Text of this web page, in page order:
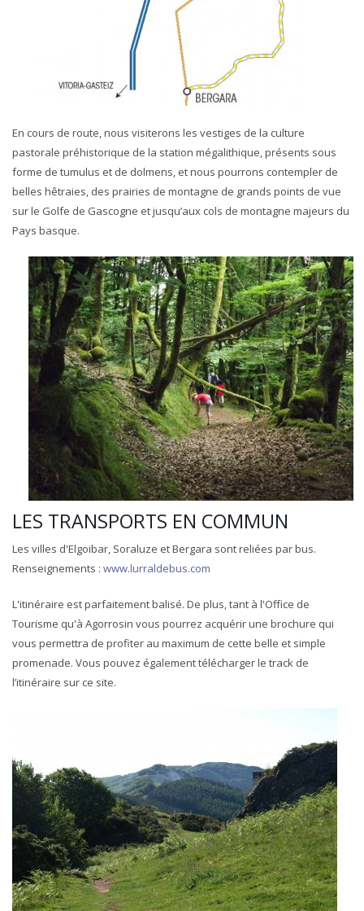
En cours de route, nous visiterons les vestiges de la culture
pastorale préhistorique de la station mégalithique, présents sous
forme de tumulus et de dolmens, et nous pourrons contempler de
belles hêtraies, des prairies de montagne de grands points de vue
sur le Golfe de Gascogne et jusqu’aux cols de montagne majeurs du
Pays basque.
LES TRANSPORTS EN COMMUN
Les villes d'Elgoibar, Soraluze et Bergara sont reliées par bus.
Renseignements : www.lurraldebus.com
L'itinéraire est parfaitement balisé. De plus, tant à l'Office de
Tourisme qu'à Agorrosin vous pourrez acquérir une brochure qui
vous permettra de profiter au maximum de cette belle et simple
promenade. Vous pouvez également télécharger le track de
l’itinéraire sur ce site.